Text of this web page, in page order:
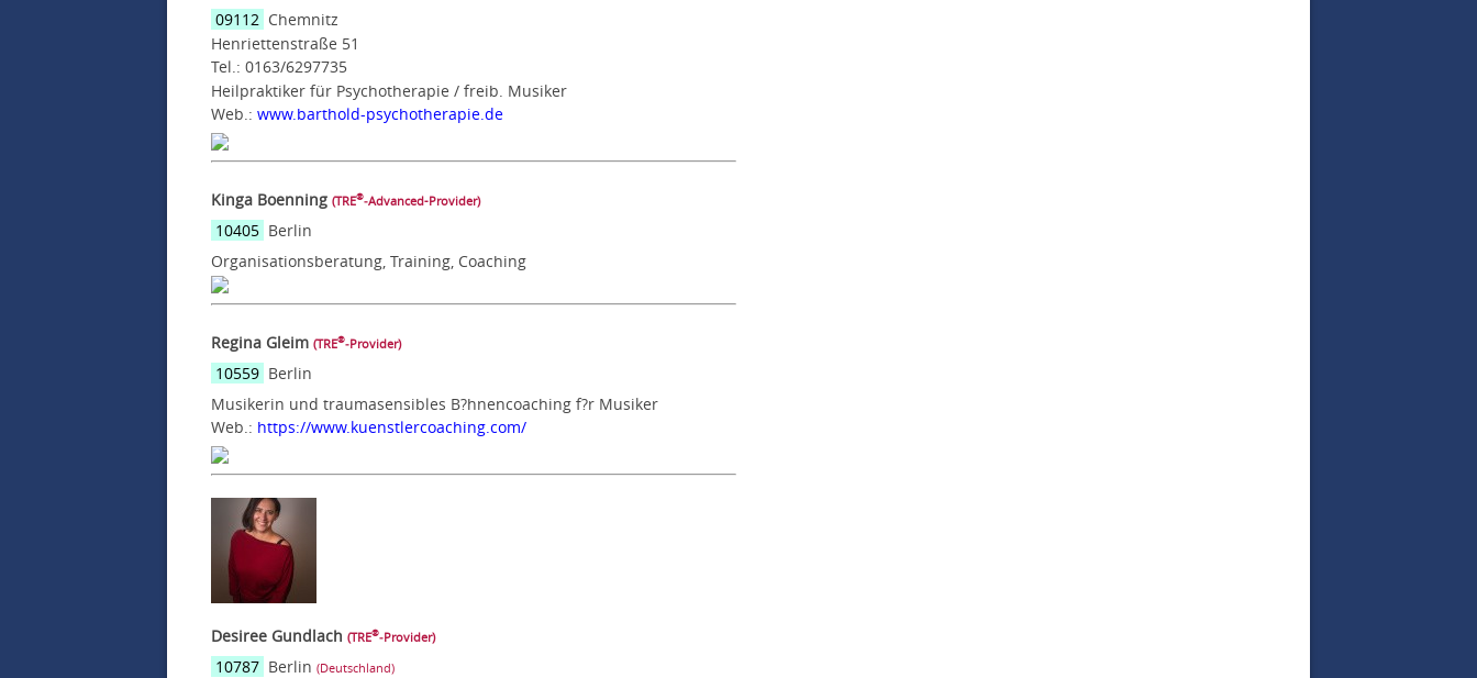
09112 Chemnitz
Henriettenstraße 51
Tel.: 0163/6297735
Heilpraktiker für Psychotherapie / freib. Musiker
Web.: www.barthold-psychotherapie.de
Kinga Boenning (TRE®‑Advanced-Provider)
10405 Berlin
Organisationsberatung, Training, Coaching
Regina Gleim (TRE®‑Provider)
10559 Berlin
Musikerin und traumasensibles B?hnencoaching f?r Musiker
Web.: https://www.kuenstlercoaching.com/
Desiree Gundlach (TRE®‑Provider)
10787 Berlin (Deutschland)